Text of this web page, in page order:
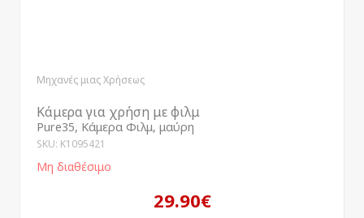
Μηχανές μιας Χρήσεως
Κάμερα για χρήση με φιλμ
Pure35, Κάμερα Φιλμ, μαύρη
SKU: K1095421
Μη διαθέσιμο
29.90€